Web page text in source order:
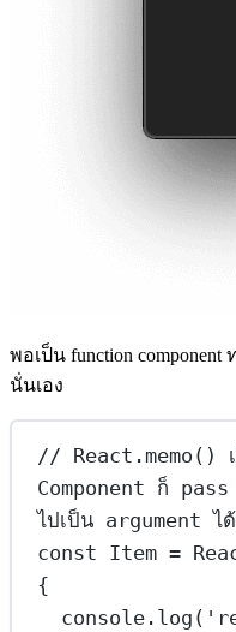
พอเป็น function
นั่นเอง
// React.memo()
Component ก็
ไปเป็น argument ได้
const Item =
{
console. log (